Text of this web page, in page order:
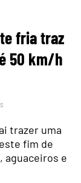
fria traz
50 km/h
trazer uma
fim de
aguaceiros e